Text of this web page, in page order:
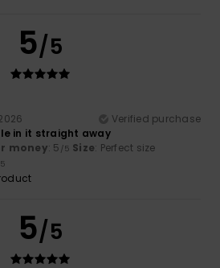
5/5
Verified purchase
in it straight away
money: 5 /5 Size: Perfect size
5/5